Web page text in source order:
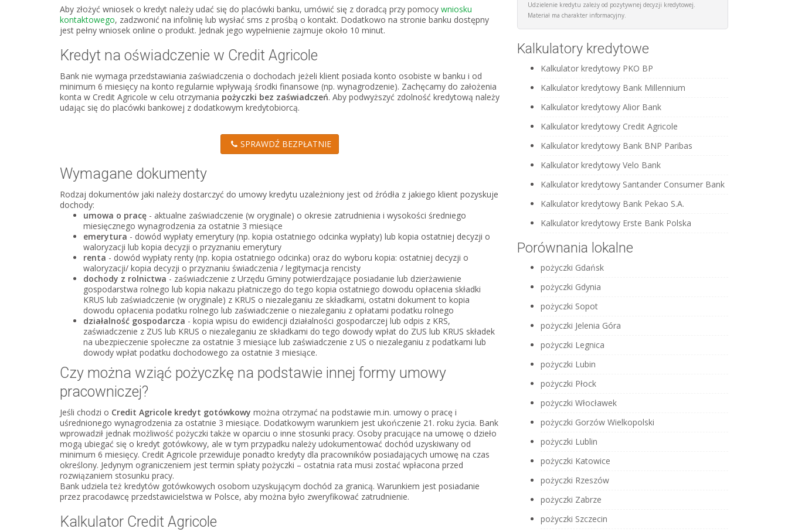
Aby złożyć wniosek o kredyt należy udać się do placówki banku, umówić się z doradcą przy pomocy wniosku
kontaktowego, zadzwonić na infolinię lub wysłać sms z prośbą o kontakt. Dodatkowo na stronie banku dostępny
jest pełny wniosek online o produkt. Jednak jego wypełnienie zajmuje około 10 minut.
Kredyt na oświadczenie w Credit Agricole
Bank nie wymaga przedstawiania zaświadczenia o dochodach jeżeli klient posiada konto osobiste w banku i od
minimum 6 miesięcy na konto regularnie wpływają środki finansowe (np. wynagrodzenie). Zachęcamy do założenia
konta w Credit Agricole w celu otrzymania pożyczki bez zaświadczeń. Aby podwyższyć zdolność kredytową należy
udając się do placówki bankowej z dodatkowym kredytobiorcą.
SPRAWDŹ BEZPŁATNIE
Wymagane dokumenty
Rodzaj dokumentów jaki należy dostarczyć do umowy kredytu uzależniony jest od źródła z jakiego klient pozyskuje
dochody:
umowa o pracę - aktualne zaświadczenie (w oryginale) o okresie zatrudnienia i wysokości średniego
miesięcznego wynagrodzenia za ostatnie 3 miesiące
emerytura - dowód wypłaty emerytury (np. kopia ostatniego odcinka wypłaty) lub kopia ostatniej decyzji o
waloryzacji lub kopia decyzji o przyznaniu emerytury
renta - dowód wypłaty renty (np. kopia ostatniego odcinka) oraz do wyboru kopia: ostatniej decyzji o
waloryzacji/ kopia decyzji o przyznaniu świadczenia / legitymacja rencisty
dochody z rolnictwa - zaświadczenie z Urzędu Gminy potwierdzające posiadanie lub dzierżawienie
gospodarstwa rolnego lub kopia nakazu płatniczego do tego kopia ostatniego dowodu opłacenia składki
KRUS lub zaświadczenie (w oryginale) z KRUS o niezaleganiu ze składkami, ostatni dokument to kopia
dowodu opłacenia podatku rolnego lub zaświadczenie o niezaleganiu z opłatami podatku rolnego
działalność gospodarcza - kopia wpisu do ewidencji działalności gospodarczej lub odpis z KRS,
zaświadczenie z ZUS lub KRUS o niezaleganiu ze składkami do tego dowody wpłat do ZUS lub KRUS składek
na ubezpieczenie społeczne za ostatnie 3 miesiące lub zaświadczenie z US o niezaleganiu z podatkami lub
dowody wpłat podatku dochodowego za ostatnie 3 miesiące.
Czy można wziąć pożyczkę na podstawie innej formy umowy
pracowniczej?
Jeśli chodzi o Credit Agricole kredyt gotówkowy można otrzymać na podstawie m.in. umowy o pracę i
uśrednionego wynagrodzenia za ostatnie 3 miesiące. Dodatkowym warunkiem jest ukończenie 21. roku życia. Bank
wprowadził jednak możliwość pożyczki także w oparciu o inne stosunki pracy. Osoby pracujące na umowę o dzieło
mogą ubiegać się o kredyt gotówkowy, ale w tym przypadku należy udokumentować dochód uzyskiwany od
minimum 6 miesięcy. Credit Agricole przewiduje ponadto kredyty dla pracowników posiadających umowę na czas
określony. Jedynym ograniczeniem jest termin spłaty pożyczki – ostatnia rata musi zostać wpłacona przed
rozwiązaniem stosunku pracy.
Bank udziela też kredytów gotówkowych osobom uzyskującym dochód za granicą. Warunkiem jest posiadanie
przez pracodawcę przedstawicielstwa w Polsce, aby można było zweryfikować zatrudnienie.
Kalkulator Credit Agricole
Udzielenie kredytu zależy od pozytywnej decyzji kredytowej.
Materiał ma charakter informacyjny.
Kalkulatory kredytowe
Kalkulator kredytowy PKO BP
Kalkulator kredytowy Bank Millennium
Kalkulator kredytowy Alior Bank
Kalkulator kredytowy Credit Agricole
Kalkulator kredytowy Bank BNP Paribas
Kalkulator kredytowy Velo Bank
Kalkulator kredytowy Santander Consumer Bank
Kalkulator kredytowy Bank Pekao S.A.
Kalkulator kredytowy Erste Bank Polska
Porównania lokalne
pożyczki Gdańsk
pożyczki Gdynia
pożyczki Sopot
pożyczki Jelenia Góra
pożyczki Legnica
pożyczki Lubin
pożyczki Płock
pożyczki Włocławek
pożyczki Gorzów Wielkopolski
pożyczki Lublin
pożyczki Katowice
pożyczki Rzeszów
pożyczki Zabrze
pożyczki Szczecin